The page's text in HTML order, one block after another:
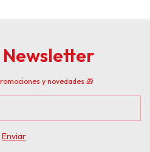
y novedades 🎁